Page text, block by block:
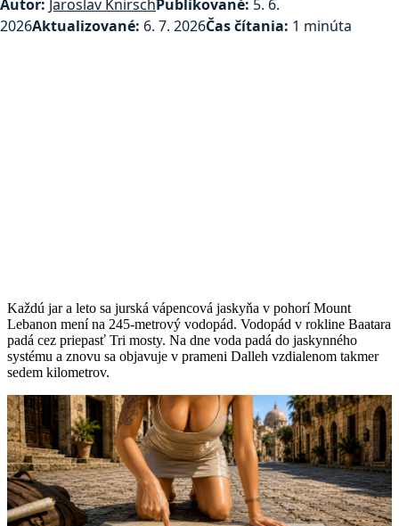
Autor: Jaroslav KnirschPublikované: 5. 6.
2026Aktualizované: 6. 7. 2026Čas čítania: 1 minúta
Každú jar a leto sa jurská vápencová jaskyňa v pohorí Mount
Lebanon mení na 245-metrový vodopád. Vodopád v rokline Baatara
padá cez priepasť Tri mosty. Na dne voda padá do jaskynného
systému a znovu sa objavuje v prameni Dalleh vzdialenom takmer
sedem kilometrov.